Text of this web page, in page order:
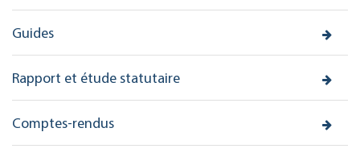
Guides
Rapport et étude statutaire
Comptes-rendus